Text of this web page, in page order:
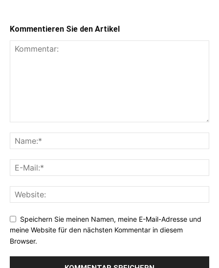
Kommentieren Sie den Artikel
Speichern Sie meinen Namen, meine E-Mail-Adresse und
meine Website für den nächsten Kommentar in diesem
Browser.